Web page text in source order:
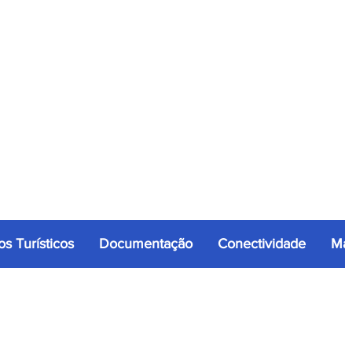
Turísticos Documentação Conectividade